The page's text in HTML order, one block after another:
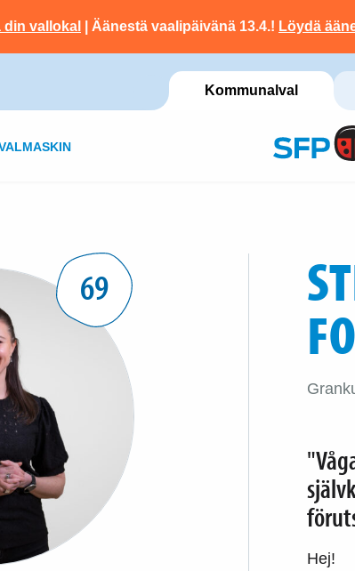
din vallokal | Äänestä vaalipäivänä 13.4.! Löydä
Kommunalval
69
Hej!